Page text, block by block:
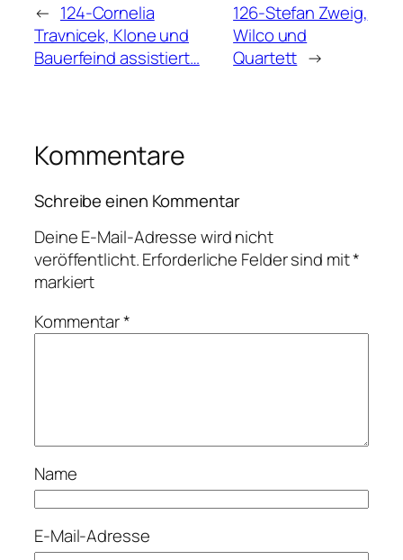
← 124-Cornelia
Travnicek, Klone und
Bauerfeind assistiert…
126-Stefan Zweig,
Wilco und
Quartett →
Kommentare
Schreibe einen Kommentar
Deine E-Mail-Adresse wird nicht
veröffentlicht.Erforderliche Felder sind mit*
markiert
Kommentar*
Name
E-Mail-Adresse